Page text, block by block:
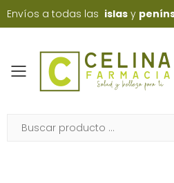
Envíos a todas las islas y
Toggle mobile